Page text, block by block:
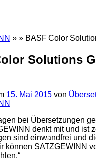
» » BASF Color
Solutions
15. Mai 2015 von
bei Übersetzungen
denkt mit und ist
sind einwandfrei und
können SATZGEWINN